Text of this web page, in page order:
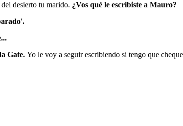
desierto tu marido. ¿Vos qué le escribiste a Mauro?
Gate. Yo le voy a seguir escribiendo si tengo que